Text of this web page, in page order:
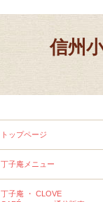
信州
トップページ
丁子庵メニュー
丁子庵 ・ CLOVE